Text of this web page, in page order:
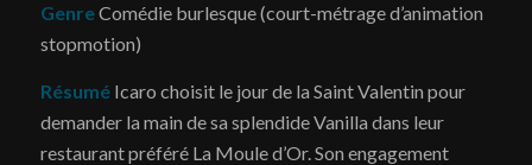
GenreComédie burlesque (court-métrage d’animation
stopmotion)
RésuméIcaro choisit le jour de la Saint Valentin pour
demander la main de sa splendide Vanilla dans leur
restaurant préféré La Moule d’Or. Son engagement